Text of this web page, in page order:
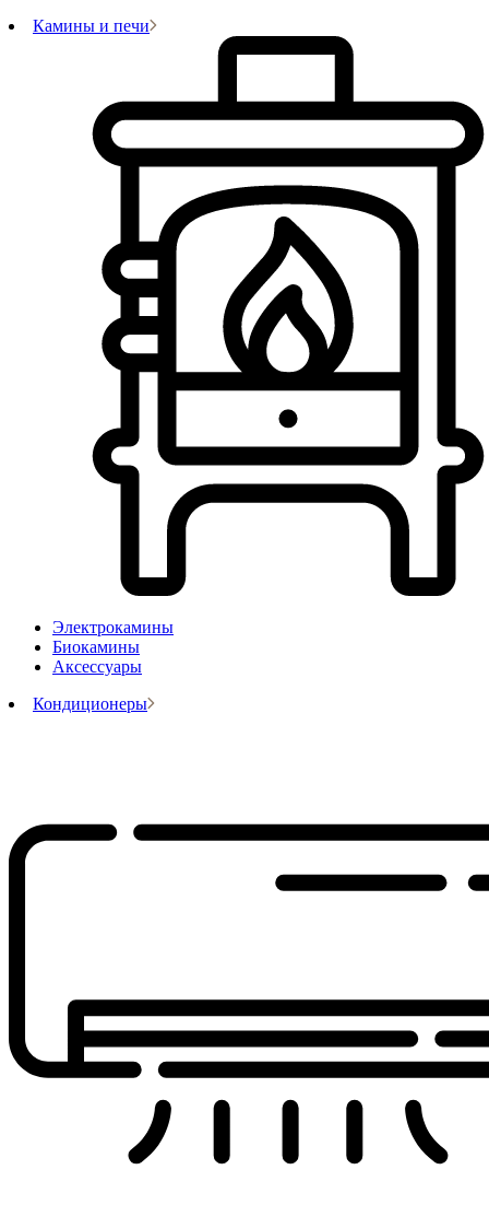
Камины и печи
Электрокамины
Биокамины
Аксессуары
Кондиционеры